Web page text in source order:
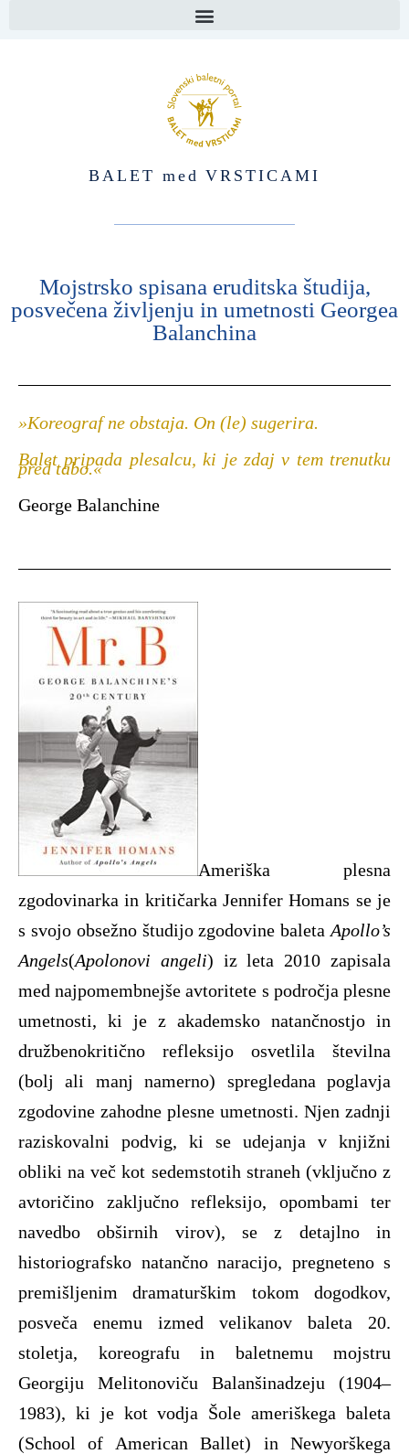
BALET med VRSTICAMI
Mojstrsko spisana eruditska študija,
posvečena življenju in umetnosti Georgea
Balanchina
»Koreograf ne obstaja. On (le) sugerira.
Balet pripada plesalcu, ki je zdaj v tem trenutku
pred tabo.«
George Balanchine
Ameriška plesna
zgodovinarka in kritičarka Jennifer Homans se je
s svojo obsežno študijo zgodovine baleta Apollo’s
Angels(Apolonovi angeli) iz leta 2010 zapisala
med najpomembnejše avtoritete s področja plesne
umetnosti, ki je z akademsko natančnostjo in
družbenokritično refleksijo osvetlila številna
(bolj ali manj namerno) spregledana poglavja
zgodovine zahodne plesne umetnosti. Njen zadnji
raziskovalni podvig, ki se udejanja v knjižni
obliki na več kot sedemstotih straneh (vključno z
avtoričino zaključno refleksijo, opombami ter
navedbo obširnih virov), se z detajlno in
historiografsko natančno naracijo, pregneteno s
premišljenim dramaturškim tokom dogodkov,
posveča enemu izmed velikanov baleta 20.
stoletja, koreografu in baletnemu mojstru
Georgiju Melitonoviču Balanšinadzeju (1904–
1983), ki je kot vodja Šole ameriškega baleta
(School of American Ballet) in Newyorškega